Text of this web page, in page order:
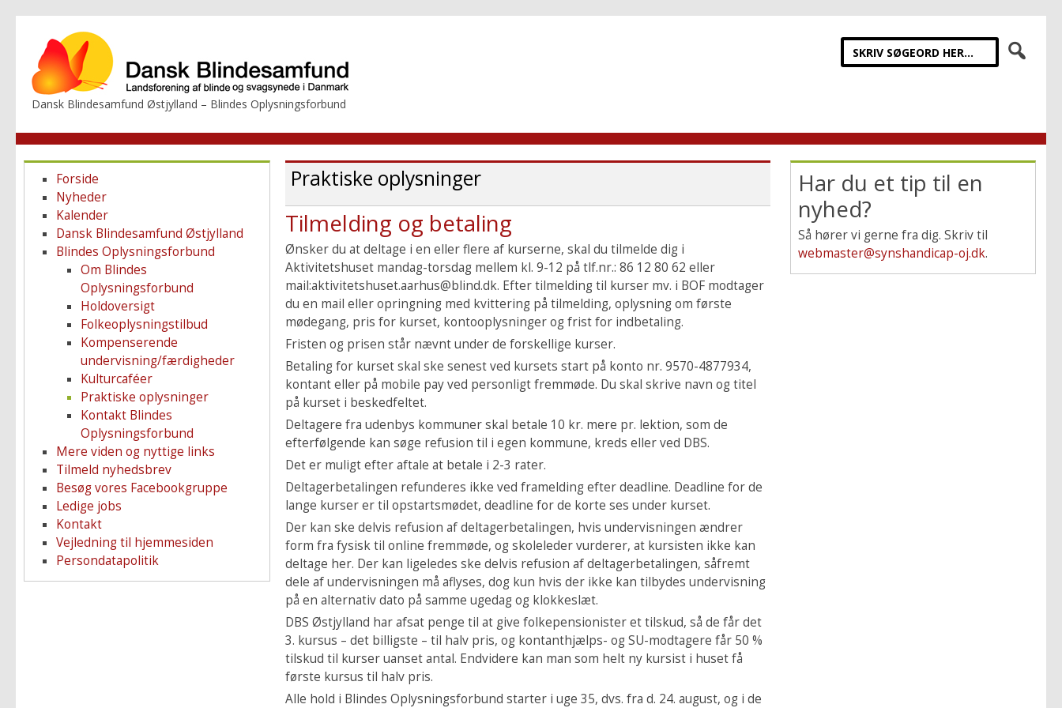
Dansk Blindesamfund Østjylland – Blindes Oplysningsforbund
Praktiske oplysninger
Tilmelding og betaling
Ønsker du at deltage i en eller flere af kurserne, skal du tilmelde dig i
Aktivitetshuset mandag-torsdag mellem kl. 9-12 på tlf.nr.: 86 12 80 62 eller
mail:aktivitetshuset.aarhus@blind.dk. Efter tilmelding til kurser mv. i BOF modtager
du en mail eller opringning med kvittering på tilmelding, oplysning om første
mødegang, pris for kurset, kontooplysninger og frist for indbetaling.
Fristen og prisen står nævnt under de forskellige kurser.
Betaling for kurset skal ske senest ved kursets start på konto nr. 9570-4877934,
kontant eller på mobile pay ved personligt fremmøde. Du skal skrive navn og titel
på kurset i beskedfeltet.
Deltagere fra udenbys kommuner skal betale 10 kr. mere pr. lektion, som de
efterfølgende kan søge refusion til i egen kommune, kreds eller ved DBS.
Det er muligt efter aftale at betale i 2-3 rater.
Deltagerbetalingen refunderes ikke ved framelding efter deadline. Deadline for de
lange kurser er til opstartsmødet, deadline for de korte ses under kurset.
Der kan ske delvis refusion af deltagerbetalingen, hvis undervisningen ændrer
form fra fysisk til online fremmøde, og skoleleder vurderer, at kursisten ikke kan
deltage her. Der kan ligeledes ske delvis refusion af deltagerbetalingen, såfremt
dele af undervisningen må aflyses, dog kun hvis der ikke kan tilbydes undervisning
på en alternativ dato på samme ugedag og klokkeslæt.
DBS Østjylland har afsat penge til at give folkepensionister et tilskud, så de får det
3. kursus – det billigste – til halv pris, og kontanthjælps- og SU-modtagere får 50 %
tilskud til kurser uanset antal. Endvidere kan man som helt ny kursist i huset få
første kursus til halv pris.
Alle hold i Blindes Oplysningsforbund starter i uge 35, dvs. fra d. 24. august, og i de
Forside
Nyheder
Kalender
Dansk Blindesamfund Østjylland
Blindes Oplysningsforbund
Om Blindes
Oplysningsforbund
Holdoversigt
Folkeoplysningstilbud
Kompenserende
undervisning/færdigheder
Kulturcaféer
Praktiske oplysninger
Kontakt Blindes
Oplysningsforbund
Mere viden og nyttige links
Tilmeld nyhedsbrev
Besøg vores Facebookgruppe
Ledige jobs
Kontakt
Vejledning til hjemmesiden
Persondatapolitik
Har du et tip til en
nyhed?
Så hører vi gerne fra dig. Skriv til
webmaster@synshandicap-oj.dk.